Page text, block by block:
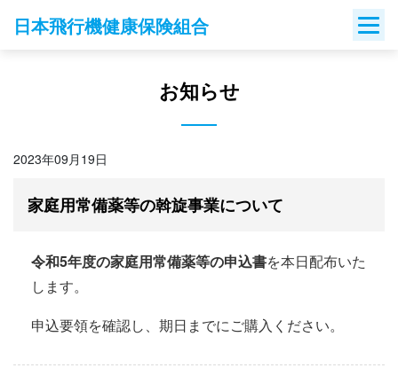
日本飛行機健康保険組合
お知らせ
2023年09月19日
家庭用常備薬等の斡旋事業について
令和5年度の家庭用常備薬等の申込書を本日配布いた
します。
申込要領を確認し、期日までにご購入ください。